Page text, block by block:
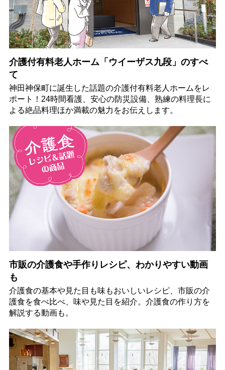
介護付有料老人ホーム「ウイーザス九段」のすべ
て
神田神保町に誕生した話題の介護付有料老人ホームをレ
ポート！24時間看護、安心の防災設備、熟練の料理長に
よる絶品料理ほか満載の魅力をお伝えします。
市販の介護食や手作りレシピ、わかりやすい動画
も
介護食の基本や見た目も味もおいしいレシピ、市販の介
護食を食べ比べ、味や見た目を紹介。介護食の作り方を
解説する動画も。